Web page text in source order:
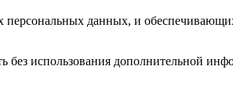
данных, и
без использования дополнительной